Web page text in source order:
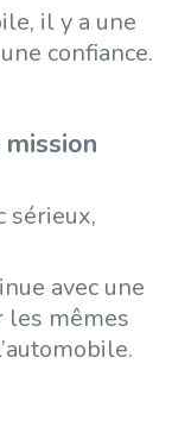
il y a une
confiance.
sérieux,
avec une
les mêmes